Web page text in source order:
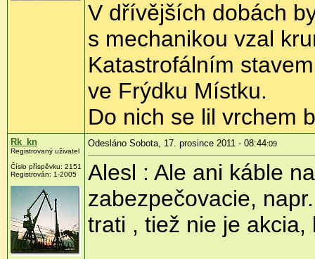
V dřívějších dobách
s mechanikou vzal
Katastrofálním
ve Frýdku Místku.
Do nich se lil vrchem
Rk_kn
Registrovaný uživatel
Číslo příspěvku: 2151
Registrován: 1-2005
Odesláno Sobota, 17. prosince 2011 - 08:44:09
Alesl : Ale ani káble
zabezpečovacie,
trati , tiež nie je